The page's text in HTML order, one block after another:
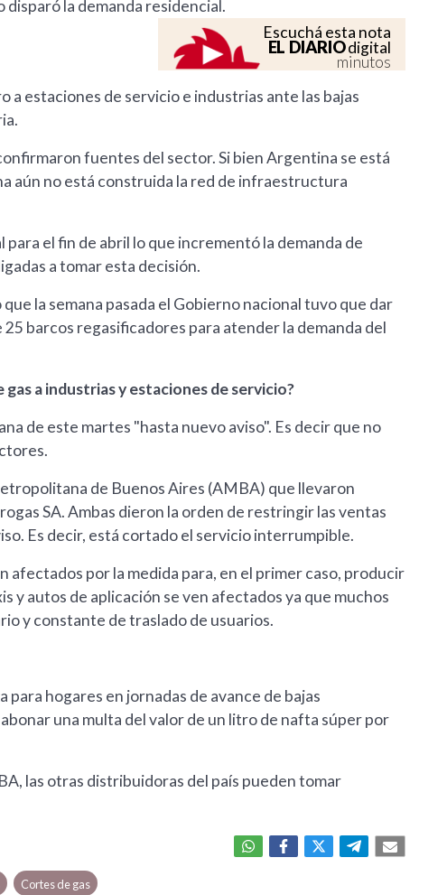
la demanda residencial.
Escuchá esta nota
EL DIARIOdigital
minutos
a estaciones de servicio e industrias ante las bajas
fuentes del sector. Si bien Argentina se está
aún no está construida la red de infraestructura
el fin de abril lo que incrementó la demanda de
a tomar esta decisión.
la semana pasada el Gobierno nacional tuvo que dar
barcos regasificadores para atender la demanda del
a industrias y estaciones de servicio?
de este martes "hasta nuevo aviso". Es decir que no
de Buenos Aires (AMBA) que llevaron
SA. Ambas dieron la orden de restringir las ventas
Es decir, está cortado el servicio interrumpible.
afectados por la medida para, en el primer caso, producir
y autos de aplicación se ven afectados ya que muchos
y constante de traslado de usuarios.
hogares en jornadas de avance de bajas
una multa del valor de un litro de nafta súper por
las otras distribuidoras del país pueden tomar
Cortes de gas